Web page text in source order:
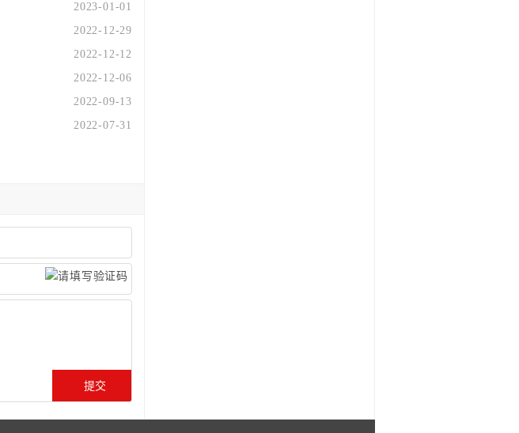
2023-01-01
2022-12-29
2022-12-12
2022-12-06
2022-09-13
2022-07-31